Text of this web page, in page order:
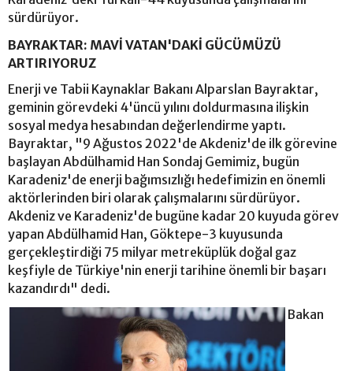
sürdürüyor.
BAYRAKTAR: MAVİ VATAN'DAKİ GÜCÜMÜZÜ
ARTIRIYORUZ
Enerji ve Tabii Kaynaklar Bakanı Alparslan Bayraktar,
geminin görevdeki 4'üncü yılını doldurmasına ilişkin
sosyal medya hesabından değerlendirme yaptı.
Bayraktar, "9 Ağustos 2022'de Akdeniz'de ilk görevine
başlayan Abdülhamid Han Sondaj Gemimiz, bugün
Karadeniz'de enerji bağımsızlığı hedefimizin en önemli
aktörlerinden biri olarak çalışmalarını sürdürüyor.
Akdeniz ve Karadeniz'de bugüne kadar 20 kuyuda görev
yapan Abdülhamid Han, Göktepe-3 kuyusunda
gerçekleştirdiği 75 milyar metreküplük doğal gaz
keşfiyle de Türkiye'nin enerji tarihine önemli bir başarı
kazandırdı" dedi.
Bakan